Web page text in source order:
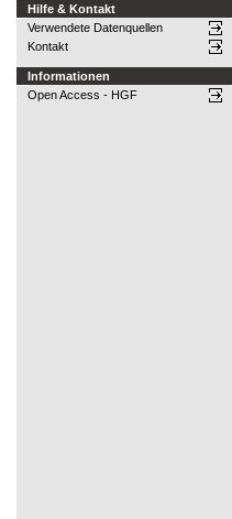
Hilfe & Kontakt
Verwendete Datenquellen
Kontakt
Informationen
Open Access - HGF